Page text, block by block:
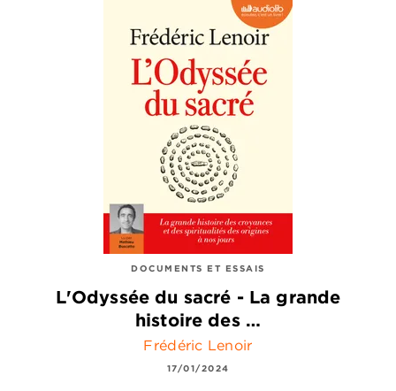
DOCUMENTS ET ESSAIS
L'Odyssée du sacré - La grande
histoire des …
Frédéric Lenoir
17/01/2024